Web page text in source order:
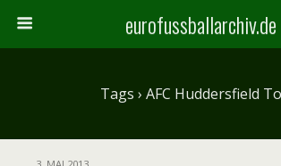
eurofussballarchiv.de
Tags › AFC Huddersfield